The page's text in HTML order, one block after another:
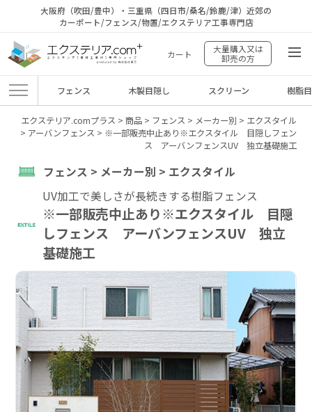
大阪府（吹田/豊中）・三重県（四日市/桑名/鈴鹿/津）近郊の
カーポート/フェンス/物置/エクステリア工事専門店
カート
大量購入又は
卸売の方
フェンス 木製目隠し スクリーン 樹脂
エクステリア.comプラス > 商品> フェンス > メーカー別 > エクスタイル
> アーバンフェンス > ※一部販売中止あり※エクスタイル 目隠しフェン
ス アーバンフェンスUV 独立基礎施工
フェンス > メーカー別 > エクスタイル
UV加工で美しさが長続きする樹脂フェンス
※一部販売中止あり※エクスタイル 目隠
しフェンス アーバンフェンスUV 独立
基礎施工